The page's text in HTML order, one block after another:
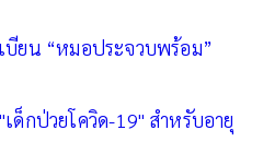
บียน “หมอประจวบพร้อม”
ด็กป่วยโควิด-19" สำหรับอายุ